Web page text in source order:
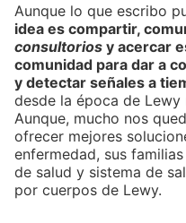
Aunque lo que escribo
idea es compartir,
consultorios y acercar
comunidad para dar a
y detectar señales a
desde la época de
Aunque, mucho nos
ofrecer mejores
enfermedad, sus
de salud y sistema de
por cuerpos de Lewy.